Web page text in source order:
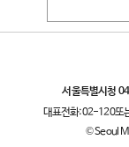
서울특별시청
대표전화:02-120또
© Seoul